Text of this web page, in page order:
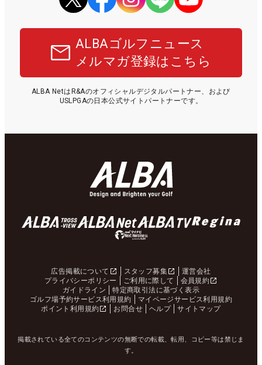
ALBAゴルフニュース
メルマガ登録はこちら
ALBA NetはR&Aのオフィシャルデジタルパートナー、および
USLPGAの日本公式サイトパートナーです。
広告掲載について スタッフ募集
運営会社
プライバシーポリシー
ご利用に際して
会員規約
ガイドライン
特定商取引法に基づく表示
ゴルフ場予約サービス利用規約
マイページサービス利用規約
ポイント利用規約
お問合せ ヘルプ サイトマップ
掲載されている全てのコンテンツの無断での転載、転用、コピー等は禁じま
す。